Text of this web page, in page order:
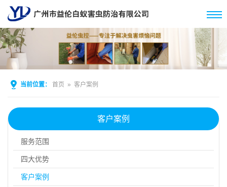
当前位置： 首页 » 客户案例
客户案例
服务范围
四大优势
客户案例